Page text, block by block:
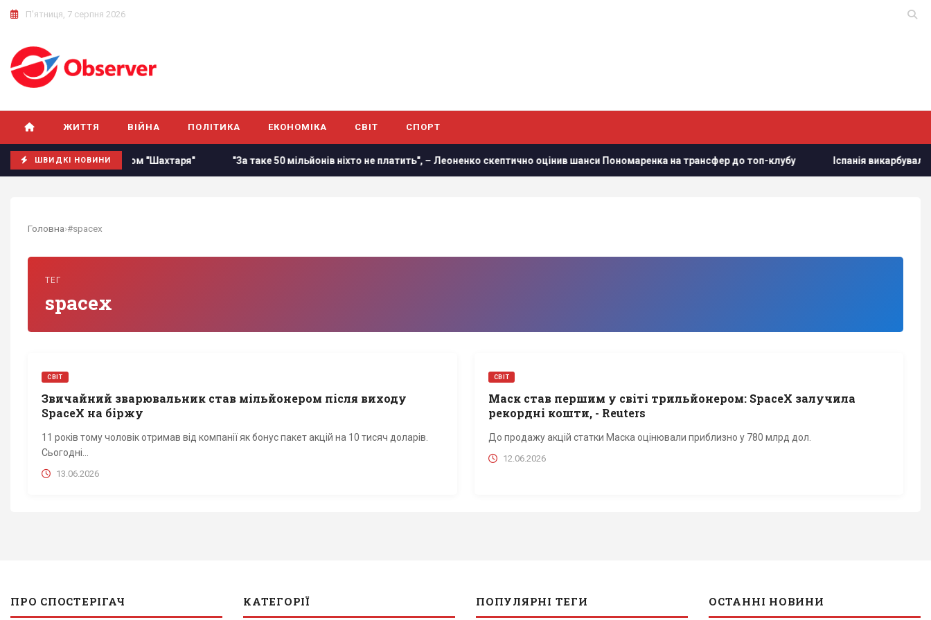
П'ятниця, 7 серпня 2026
ЖИТТЯ ВІЙНА ПОЛІТИКА ЕКОНОМІКА СВІТ СПОРТ
ШВИДКІ НОВИНИ
за форвардом "Шахтаря" "За таке 50 мільйонів ніхто не платить", – Леоненко скептично оцінив шанси Пономаренка на трансфер до топ-клубу Іспанія викарбувала
Головна›#spacex
ТЕГ
spacex
СВІТ
Звичайний зварювальник став мільйонером після виходу
SpaceX на біржу
11 років тому чоловік отримав від компанії як бонус пакет акцій на 10 тисяч доларів.
Сьогодні...
13.06.2026
СВІТ
Маск став першим у світі трильйонером: SpaceX залучила
рекордні кошти, - Reuters
До продажу акцій статки Маска оцінювали приблизно у 780 млрд дол.
12.06.2026
ПРО СПОСТЕРІГАЧ КАТЕГОРІЇ ПОПУЛЯРНІ ТЕГИ ОСТАННІ НОВИНИ